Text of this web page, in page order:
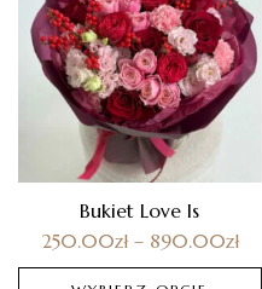
Bukiet Love Is
250.00zł– 890.00zł